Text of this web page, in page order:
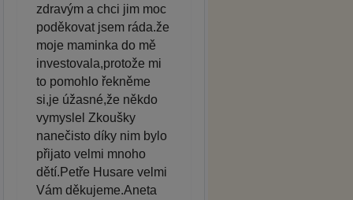
zdravým a chci jim moc
poděkovat jsem ráda.že
moje maminka do mě
investovala,protože mi
to pomohlo řekněme
si,je úžasné,že někdo
vymyslel Zkoušky
nanečisto díky nim bylo
přijato velmi mnoho
dětí.Petře Husare velmi
Vám děkujeme.Aneta